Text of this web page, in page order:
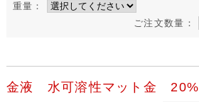
重量：
ご注文数量：
金液 水可溶性マット金 20%